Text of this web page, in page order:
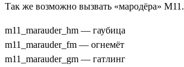
Так же возможно вызвать «мародёра» M11.
m11_marauder_hm — гаубица
m11_marauder_fm — огнемёт
m11_marauder_gm — гатлинг